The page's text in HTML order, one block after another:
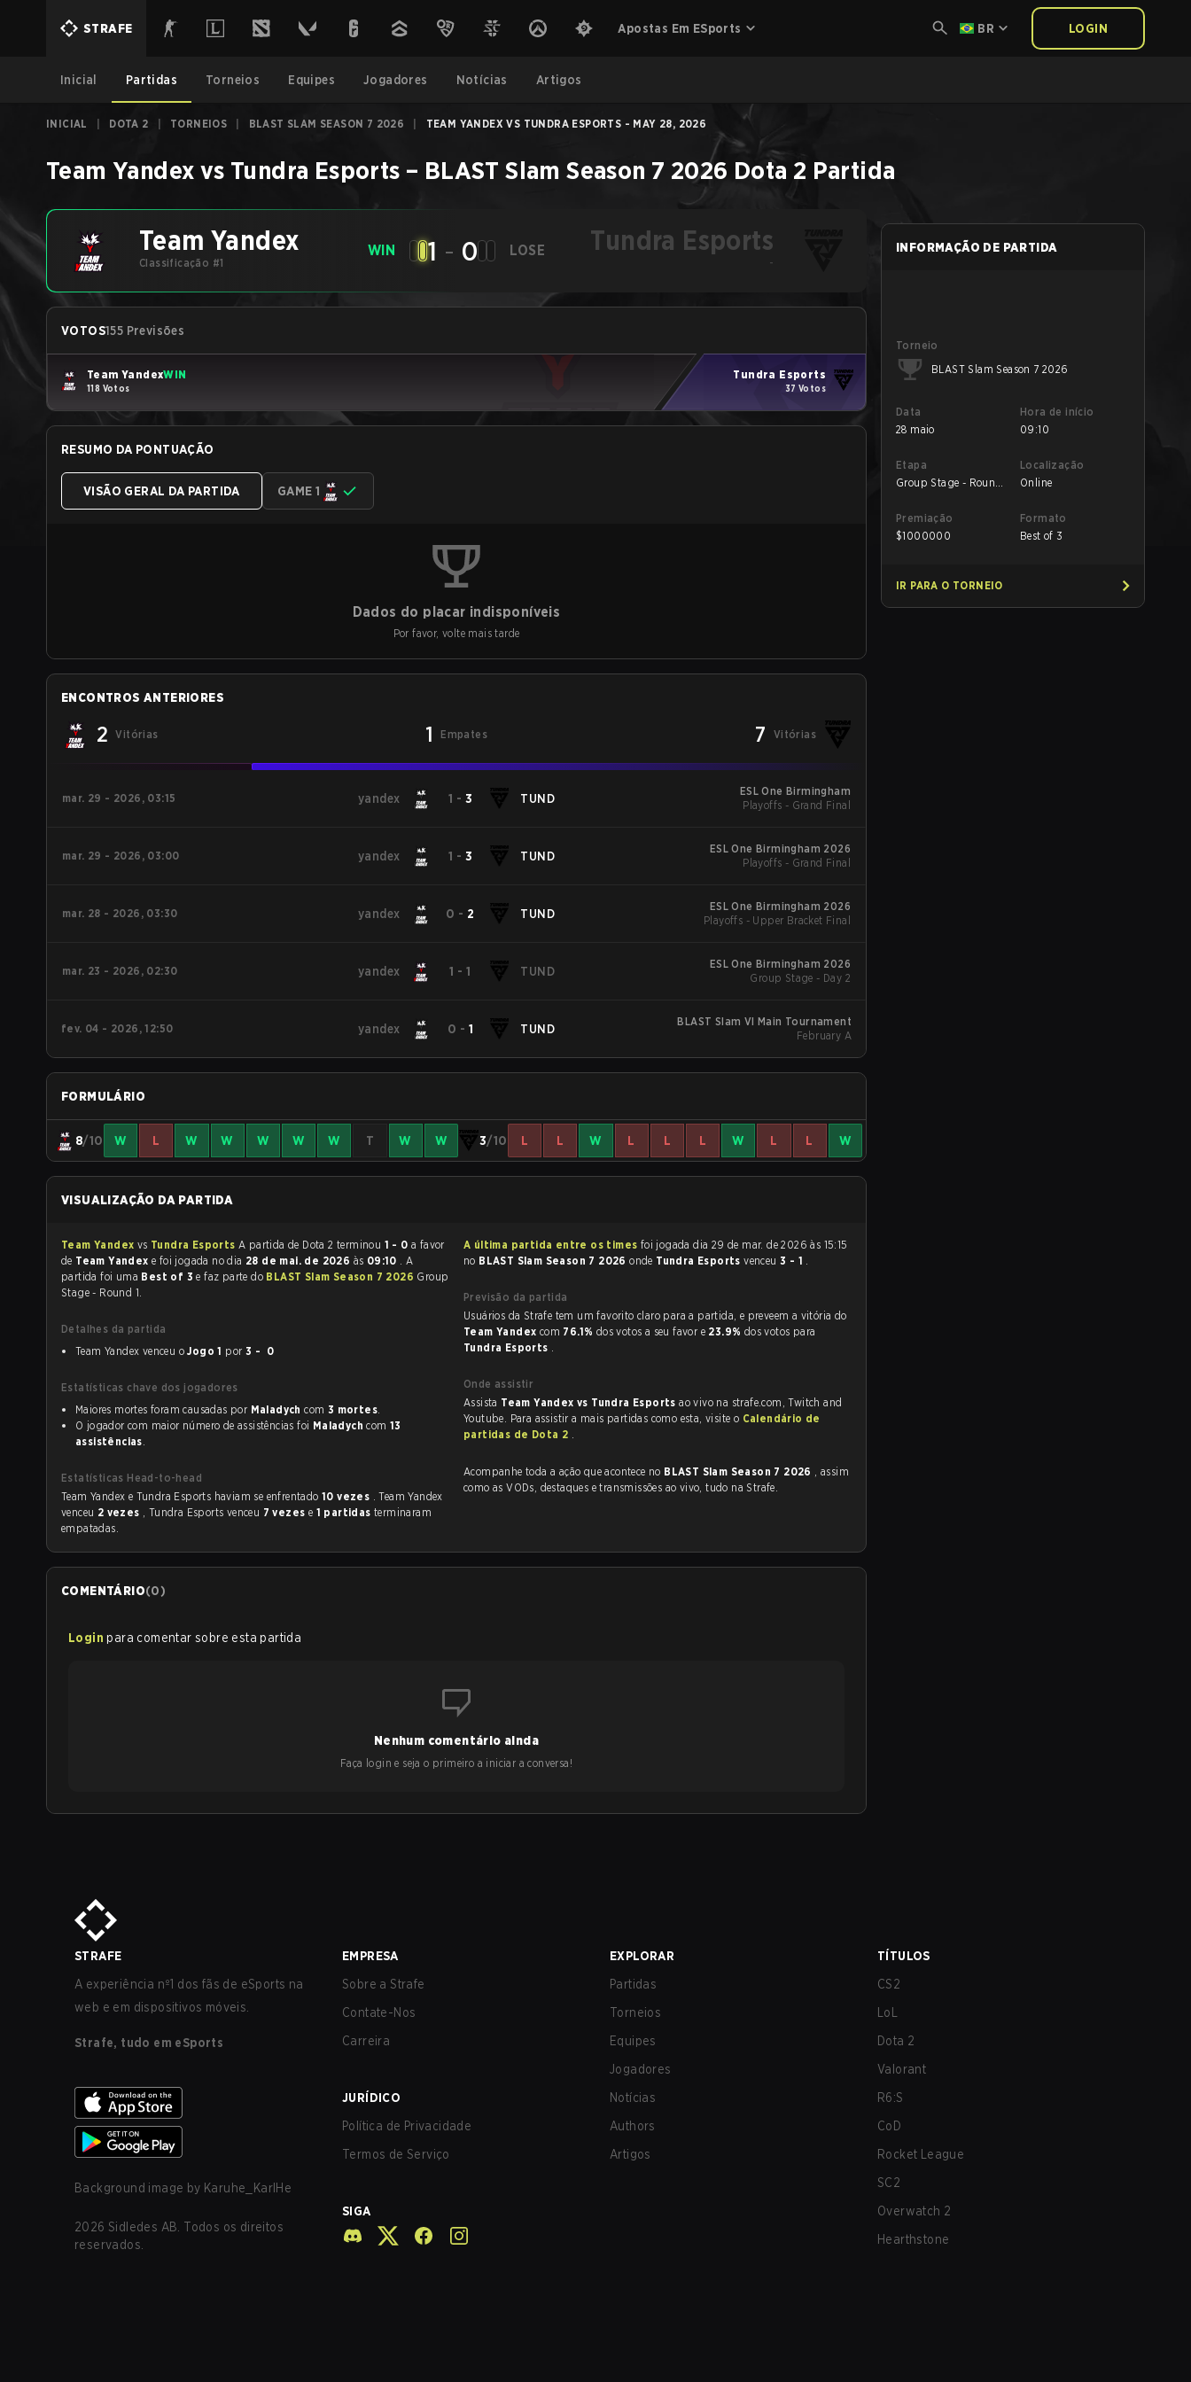
STRAFE Apostas Em ESports BR LOGIN
Inicial Partidas Torneios Equipes Jogadores Notícias Artigos
INICIAL DOTA 2 TORNEIOS BLAST SLAM SEASON 7 2026 TEAM YANDEX VS TUNDRA ESPORTS - MAY 28, 2026
Team Yandex vs Tundra Esports – BLAST Slam Season 7 2026 Dota 2 Partida
Team Yandex
Classificação #1
WIN 1 - 0 LOSE Tundra Esports
-
VOTOS155 Previsões
Team YandexWIN
118 Votos
Tundra Esports
37 Votos
RESUMO DA PONTUAÇÃO
VISÃO GERAL DA PARTIDA GAME 1
Dados do placar indisponíveis
Por favor, volte mais tarde
ENCONTROS ANTERIORES
2 Vitórias 1 Empates 7 Vitórias
mar. 29 - 2026, 03:15 yandex 1 - 3 TUND
ESL One Birmingham
Playoffs - Grand Final
mar. 29 - 2026, 03:00 yandex 1 - 3 TUND
ESL One Birmingham 2026
Playoffs - Grand Final
mar. 28 - 2026, 03:30 yandex 0 - 2 TUND
ESL One Birmingham 2026
Playoffs - Upper Bracket Final
mar. 23 - 2026, 02:30 yandex 1 - 1 TUND
ESL One Birmingham 2026
Group Stage - Day 2
fev. 04 - 2026, 12:50 yandex 0 - 1 TUND
BLAST Slam VI Main Tournament
February A
FORMULÁRIO
8/10 W L W W W W W T W W 3/10 L L W L L L W L L W
VISUALIZAÇÃO DA PARTIDA
Team Yandex vs Tundra Esports A partida de Dota 2 terminou 1 - 0
de Team Yandex e foi jogada no dia 28 de mai. de 2026 às 09:10 . A
partida foi uma Best of 3e faz parte do BLAST Slam Season 7 2026 Group
Stage - Round 1.
Detalhes da partida
Team Yandex venceu oJogo 1 por 3 - 0
Estatísticas chave dos jogadores
Maiores mortes foram causadas por Maladych com 3 mortes.
O jogador com maior número de assistências foi Maladych com 13
assistências.
Estatísticas Head-to-head
Team Yandex e Tundra Esports haviam se enfrentado 10 vezes . Team Yandex
venceu 2 vezes , Tundra Esports venceu 7 vezes e 1 partidas terminaram
empatadas.
A última partida entre os times
no BLAST Slam Season 7 2026onde Tundra Esportsvenceu 3 - 1 .
Previsão da partida
Usuários da Strafe tem um favorito claro para a partida, e preveem a vitória do
Team Yandex com 76.1% dos votos a seu favor e 23.9% dos votos para
Tundra Esports .
Onde assistir
Assista Team Yandex vs Tundra Esportsao vivo na strafe.com, Twitch and
Youtube. Para assistir a mais partidas como esta, visite o Calendário de
partidas de Dota 2 .
Acompanhe toda a ação que acontece no BLAST Slam Season 7 2026 , assim
como as VODs, destaques e transmissões ao vivo, tudo na Strafe.
COMENTÁRIO(0)
Login para comentar sobre esta partida
Nenhum comentário ainda
Faça login e seja o primeiro a iniciar a conversa!
INFORMAÇÃO DE PARTIDA
Torneio
BLAST Slam Season 7 2026
Data
28 maio
Hora de início
09:10
Etapa
Group Stage - Round
Localização
Online
Premiação
$1000000
Formato
Best of 3
IR PARA O TORNEIO
STRAFE
A experiência nº1 dos fãs de eSports na
web e em dispositivos móveis.
Strafe, tudo em eSports
Background image by Karuhe_KarlHe
2026 Sidledes AB. Todos os direitos
reservados.
EMPRESA
Sobre a Strafe
Contate-Nos
Carreira
JURÍDICO
Política de Privacidade
Termos de Serviço
SIGA
EXPLORAR
Partidas
Torneios
Equipes
Jogadores
Notícias
Authors
Artigos
TÍTULOS
CS2
LoL
Dota 2
Valorant
R6:S
CoD
Rocket League
SC2
Overwatch 2
Hearthstone